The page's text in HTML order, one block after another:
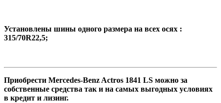
Установлены шины одного размера на всех осях :
315/70R22,5;
Приобрести Mercedes-Benz Actros 1841 LS можно за
собственные средства так и на самых выгодных условиях
в кредит и лизинг.